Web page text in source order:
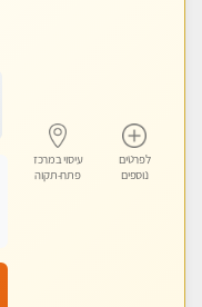
לפרטים
נוספים
עיסוי במרכז
פתח-תקוה